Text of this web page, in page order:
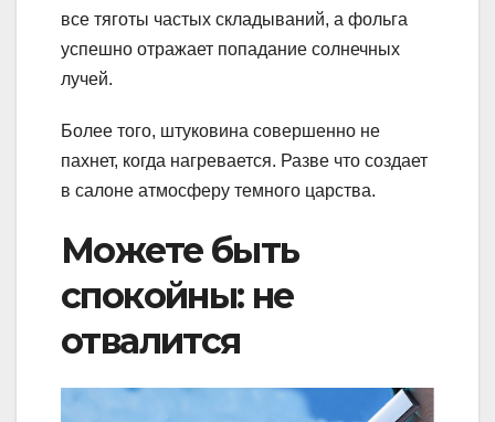
все тяготы частых складываний, а фольга
успешно отражает попадание солнечных
лучей.
Более того, штуковина совершенно не
пахнет, когда нагревается. Разве что создает
в салоне атмосферу темного царства.
Можете быть
спокойны: не
отвалится